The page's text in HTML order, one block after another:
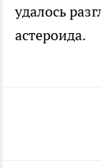
удалось
астероида.